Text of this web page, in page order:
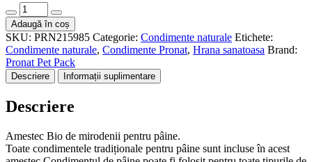
Cantitate
Amestec
bio
de
mirodenii
pentru
paine,
Pronat
Adaugă în coș
SKU: PRN215985 Categorie: Condimente naturale Etichete:
Condimente naturale, Condimente Pronat, Hrana sanatoasa Brand:
Pronat Pet Pack
Descriere Informații suplimentare
Descriere
Amestec Bio de mirodenii pentru pâine.
Toate condimentele tradiționale pentru pâine sunt incluse în acest